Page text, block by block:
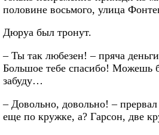
половине восьмого, улица
Дюруа был тронут.
– Ты так любезен! – пряча
Большое тебе спасибо! Можешь
забуду…
– Довольно, довольно! –
еще по кружке, а? Гарсон, две